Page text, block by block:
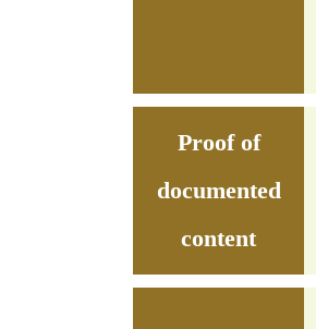
Proof of
documented
content